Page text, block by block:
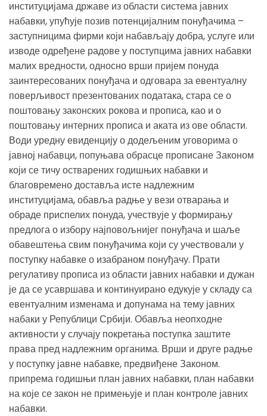
институцијама државе из области система јавних
набавки, упућује позив потенцијалним понуђачима –
заступницима фирми који набављају добра, услуге или
изводе одређене радове у поступцима јавних набавки
малих вредности, односно врши пријем понуда
заинтересованих понуђача и одговара за евентуалну
поверљивост презентованих података, стара се о
поштовању законских рокова и прописа, као и о
поштовању интерних прописа и аката из ове области.
Води уредну евиденцију о додељеним уговорима о
јавној набавци, попуњава обрасце прописане Законом
који се тичу остварених годишњих набавки и
благовремено доставља исте надлежним
институцијама, обавља радње у вези отварања и
обраде приспелих понуда, учествује у формирању
предлога о избору најповољнијег понуђача и шаље
обавештења свим понуђачима који су учествовали у
поступку набавке о изабраном понуђачу. Прати
регулативу прописа из области јавних набавки и дужан
је да се усавршава и континуирано едукује у складу са
евентуалним изменама и допунама на тему јавних
набаки у Републици Србији. Обавља неопходне
активности у случају покретања поступка заштите
права пред надлежним органима. Врши и друге радње
у поступку јавне набавке, предвиђене Законом.
припрема годишњи план јавних набавки, план набавки
на које се закон не примењује и план контроле јавних
набавки.